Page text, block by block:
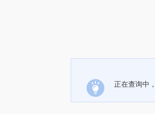
正在查询中